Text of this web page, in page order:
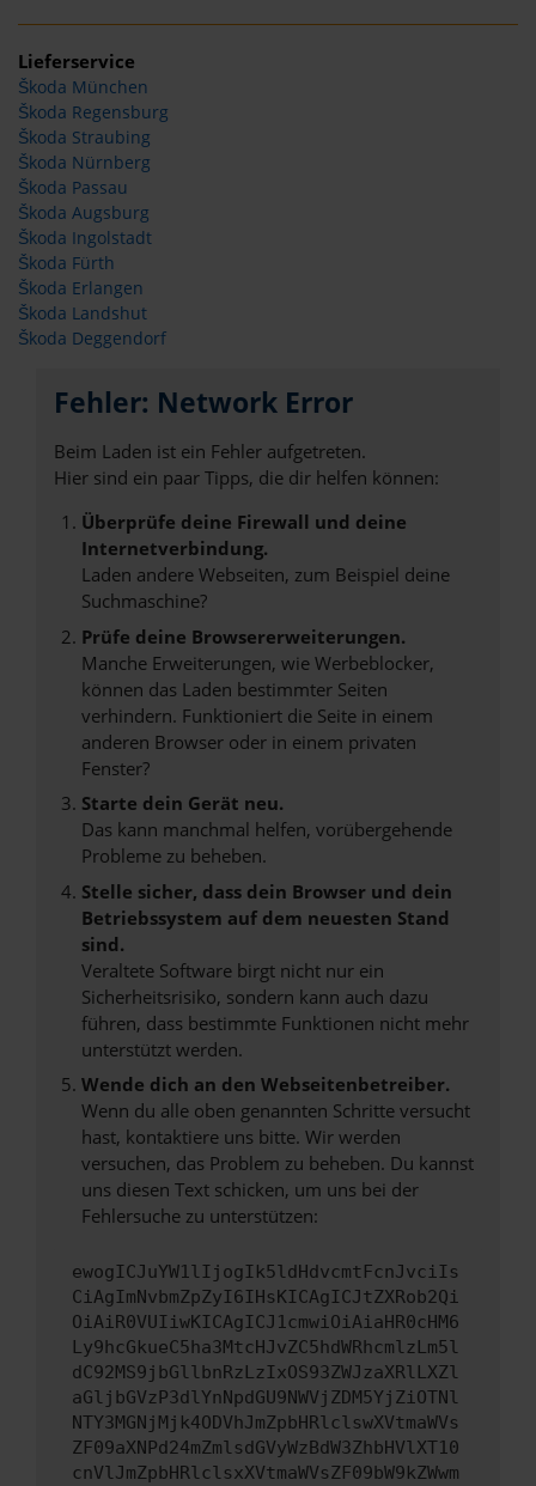
Lieferservice
Škoda München
Škoda Regensburg
Škoda Straubing
Škoda Nürnberg
Škoda Passau
Škoda Augsburg
Škoda Ingolstadt
Škoda Fürth
Škoda Erlangen
Škoda Landshut
Škoda Deggendorf
Fehler: Network Error
Beim Laden ist ein Fehler aufgetreten.
Hier sind ein paar Tipps, die dir helfen können:
Überprüfe deine Firewall und deine
Internetverbindung.
Laden andere Webseiten, zum Beispiel deine
Suchmaschine?
Prüfe deine Browsererweiterungen.
Manche Erweiterungen, wie Werbeblocker,
können das Laden bestimmter Seiten
verhindern. Funktioniert die Seite in einem
anderen Browser oder in einem privaten
Fenster?
Starte dein Gerät neu.
Das kann manchmal helfen, vorübergehende
Probleme zu beheben.
Stelle sicher, dass dein Browser und dein
Betriebssystem auf dem neuesten Stand
sind.
Veraltete Software birgt nicht nur ein
Sicherheitsrisiko, sondern kann auch dazu
führen, dass bestimmte Funktionen nicht mehr
unterstützt werden.
Wende dich an den Webseitenbetreiber.
Wenn du alle oben genannten Schritte versucht
hast, kontaktiere uns bitte. Wir werden
versuchen, das Problem zu beheben. Du kannst
uns diesen Text schicken, um uns bei der
Fehlersuche zu unterstützen:
ewogICJuYW1lIjogIk5ldHdvcmtFcnJvciIs
CiAgImNvbmZpZyI6IHsKICAgICJtZXRob2Qi
OiAiR0VUIiwKICAgICJ1cmwiOiAiaHR0cHM6
Ly9hcGkueC5ha3MtcHJvZC5hdWRhcmlzLm5l
dC92MS9jbGllbnRzLzIxOS93ZWJzaXRlLXZl
aGljbGVzP3dlYnNpdGU9NWVjZDM5YjZiOTNl
NTY3MGNjMjk4ODVhJmZpbHRlclswXVtmaWVs
ZF09aXNPd24mZmlsdGVyWzBdW3ZhbHVlXT10
cnVlJmZpbHRlclsxXVtmaWVsZF09bW9kZWwm